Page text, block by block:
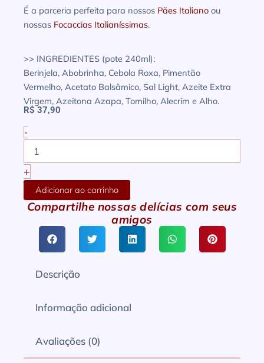
É a parceria perfeita para nossos Pães Italiano ou
nossas Focaccias Italianíssimas.
>> INGREDIENTES (pote 240ml):
Berinjela, Abobrinha, Cebola Roxa, Pimentão
Vermelho, Acetato Balsâmico, Sal Light, Azeite Extra
Virgem, Azeitona Azapa, Tomilho, Alecrim e Alho.
R$37,90
-
Antepasto
Berinjela
e
Abobrinha
quantidade
+
Adicionar ao carrinho
Compartilhe nossas delícias com seus
amigos
Descrição
Informação adicional
Avaliações (0)